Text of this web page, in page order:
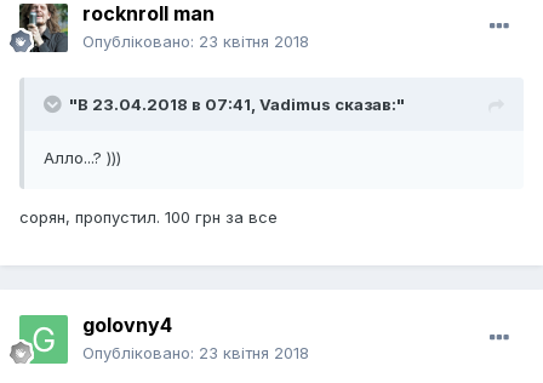
rocknroll man
Опубліковано: 23 квітня 2018
"В 23.04.2018 в 07:41, Vadimus сказав:"
Алло...? )))
сорян, пропустил. 100 грн за все
golovny4
Опубліковано: 23 квітня 2018